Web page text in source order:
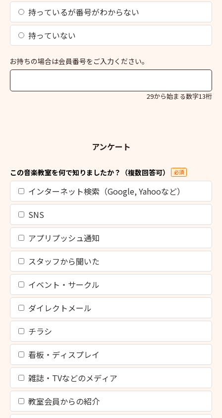
持っているが番号がわからない
持っていない
お持ちの場合は会員番号をご入力ください。
29から始まる数字13桁
アンケート
この音楽教室を何で知りましたか？（複数回答可） 必須
インターネット検索（Google, Yahooなど）
SNS
アプリプッシュ通知
スタッフから聞いた
イベント・サークル
ダイレクトメール
チラシ
看板・ディスプレイ
雑誌・TVなどのメディア
教室会員からの紹介